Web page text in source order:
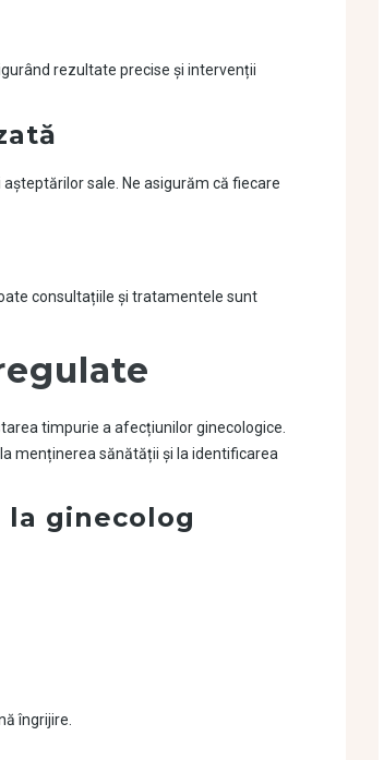
rezultate precise și intervenții
sale. Ne asigurăm că fiecare
consultațiile și tratamentele sunt
timpurie a afecțiunilor ginecologice.
menținerea sănătății și la identificarea
la ginecolog
îngrijire.